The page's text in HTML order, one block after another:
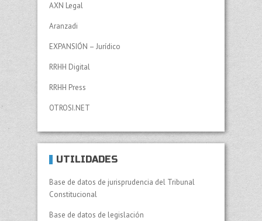
AXN Legal
Aranzadi
EXPANSIÓN – Jurídico
RRHH Digital
RRHH Press
OTROSI.NET
UTILIDADES
Base de datos de jurisprudencia del Tribunal
Constitucional
Base de datos de legislación